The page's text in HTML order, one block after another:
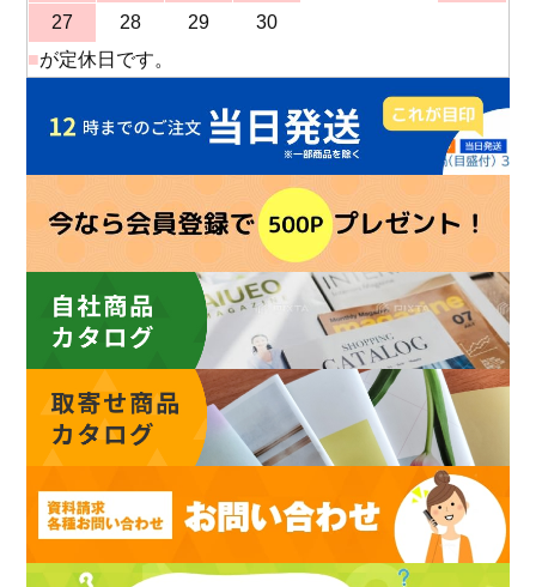
27
28 29
30
■が定休日です。